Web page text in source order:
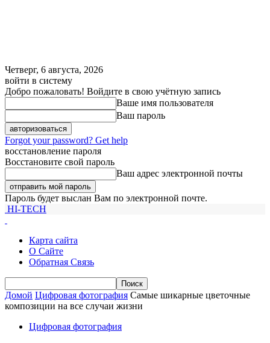
Четверг, 6 августа, 2026
войти в систему
Добро пожаловать! Войдите в свою учётную запись
Ваше имя пользователя
Ваш пароль
Forgot your password? Get help
восстановление пароля
Восстановите свой пароль
Ваш адрес электронной почты
Пароль будет выслан Вам по электронной почте.
HI-TECH
Карта сайта
О Сайте
Обратная Связь
Домой Цифровая фотография Самые шикарные цветочные
композиции на все случаи жизни
Цифровая фотография